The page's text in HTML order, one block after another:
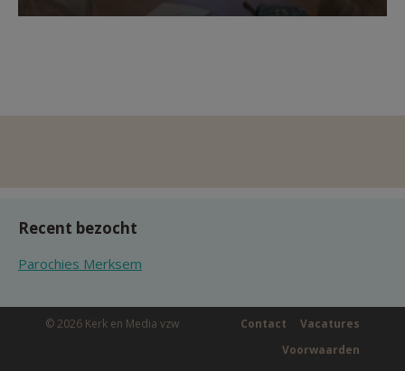
Recent bezocht
Parochies Merksem
© 2026 Kerk en Media vzw Vacatures
Contact
Voorwaarden